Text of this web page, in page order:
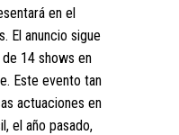
en el
El anuncio sigue
14 shows en
Este evento tan
actuaciones en
el año pasado,